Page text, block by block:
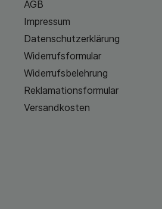
AGB
Impressum
Datenschutzerklärung
Widerrufsformular
Widerrufsbelehrung
Reklamationsformular
Versandkosten